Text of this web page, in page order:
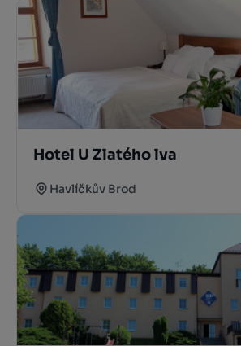
Hotel U Zlatého lva
Havlíčkův Brod